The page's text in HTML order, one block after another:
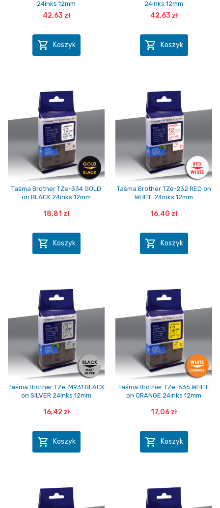
24inks 12mm
42,63 zł
 Koszyk
24inks 12mm
42,63 zł
 Koszyk
Taśma Brother TZe-334 GOLD
on BLACK 24inks 12mm
18,81 zł
 Koszyk
Taśma Brother TZe-232 RED on
WHITE 24inks 12mm
16,40 zł
 Koszyk
Taśma Brother TZe-M931 BLACK
on SILVER 24inks 12mm
16,42 zł
 Koszyk
Taśma Brother TZe-635 WHITE
on ORANGE 24inks 12mm
17,06 zł
 Koszyk